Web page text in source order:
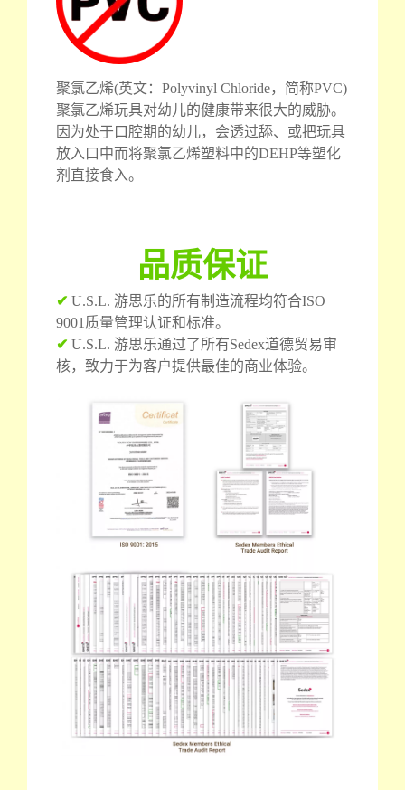
聚氯乙烯(英文：Polyvinyl Chloride，简称PVC)
聚氯乙烯玩具对幼儿的健康带来很大的威胁。
因为处于口腔期的幼儿，会透过舔、或把玩具
放入口中而将聚氯乙烯塑料中的DEHP等塑化
剂直接食入。
品质保证
✔ U.S.L. 游思乐的所有制造流程均符合ISO
9001质量管理认证和标准。
✔ U.S.L. 游思乐通过了所有Sedex道德贸易审
核，致力于为客户提供最佳的商业体验。